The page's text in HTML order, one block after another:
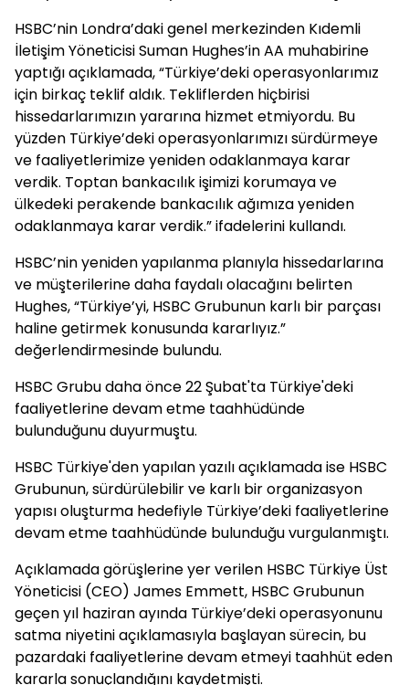
HSBC’nin Londra’daki genel merkezinden Kıdemli
İletişim Yöneticisi Suman Hughes’in AA muhabirine
yaptığı açıklamada, “Türkiye’deki operasyonlarımız
için birkaç teklif aldık. Tekliflerden hiçbirisi
hissedarlarımızın yararına hizmet etmiyordu. Bu
yüzden Türkiye’deki operasyonlarımızı sürdürmeye
ve faaliyetlerimize yeniden odaklanmaya karar
verdik. Toptan bankacılık işimizi korumaya ve
ülkedeki perakende bankacılık ağımıza yeniden
odaklanmaya karar verdik.” ifadelerini kullandı.
HSBC’nin yeniden yapılanma planıyla hissedarlarına
ve müşterilerine daha faydalı olacağını belirten
Hughes, “Türkiye’yi, HSBC Grubunun karlı bir parçası
haline getirmek konusunda kararlıyız.”
değerlendirmesinde bulundu.
HSBC Grubu daha önce 22 Şubat'ta Türkiye'deki
faaliyetlerine devam etme taahhüdünde
bulunduğunu duyurmuştu.
HSBC Türkiye'den yapılan yazılı açıklamada ise HSBC
Grubunun, sürdürülebilir ve karlı bir organizasyon
yapısı oluşturma hedefiyle Türkiye’deki faaliyetlerine
devam etme taahhüdünde bulunduğu vurgulanmıştı.
Açıklamada görüşlerine yer verilen HSBC Türkiye Üst
Yöneticisi (CEO) James Emmett, HSBC Grubunun
geçen yıl haziran ayında Türkiye’deki operasyonunu
satma niyetini açıklamasıyla başlayan sürecin, bu
pazardaki faaliyetlerine devam etmeyi taahhüt eden
kararla sonuçlandığını kaydetmişti.